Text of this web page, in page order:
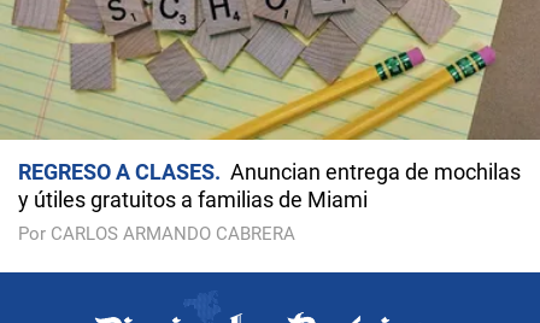
REGRESO A CLASES
Anuncian entrega de mochilas
y útiles gratuitos a familias de Miami
Por CARLOS ARMANDO CABRERA